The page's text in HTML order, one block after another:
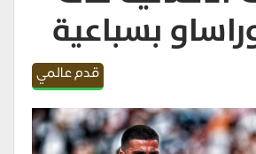
بسباعية
قدم عالمي